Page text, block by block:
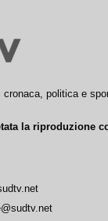
politica e
la riproduzione